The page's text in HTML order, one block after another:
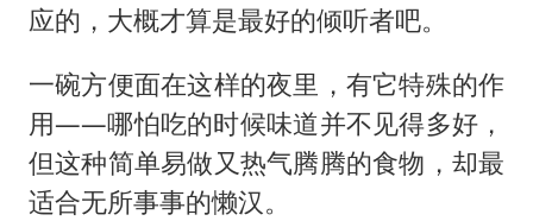
应的，大概才算是最好的倾听者吧。
一碗方便面在这样的夜里，有它特殊的作
用——哪怕吃的时候味道并不见得多好，
但这种简单易做又热气腾腾的食物，却最
适合无所事事的懒汉。